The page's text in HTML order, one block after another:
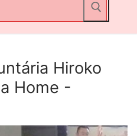
Hiroko
Home -